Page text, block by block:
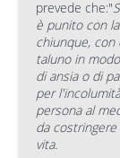
prevede che:"
è punito con
chiunque,
taluno in
di ansia o di
per
persona al
da
vita.